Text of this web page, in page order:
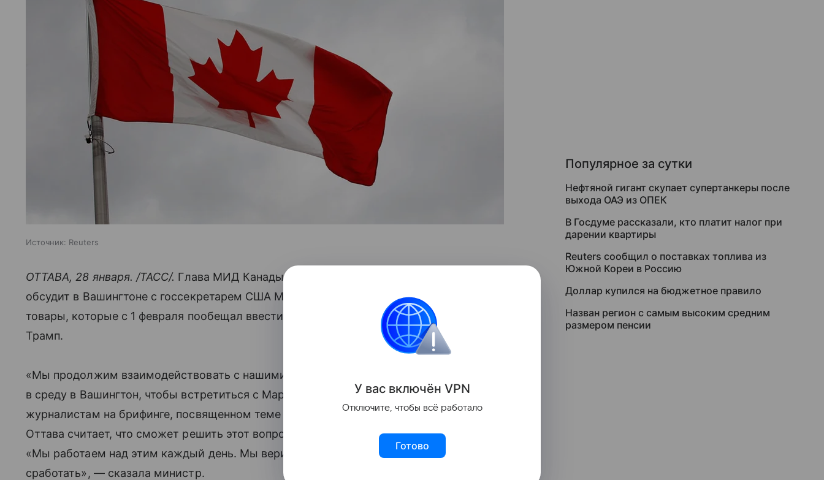
Источник: Reuters
ОТТАВА, 28 января. /ТАСС/. Глава МИД Канады Мелани Жоли сообщила, что 29 января
обсудит в Вашингтоне с госсекретарем США Марко Рубио тему тарифов на канадские
товары, которые с 1 февраля пообещал ввести американский президент Дональд
Трамп.
«Мы продолжим взаимодействовать с нашими американскими коллегами. Я поеду
в среду в Вашингтон, чтобы встретиться с Марко Рубио», — заявила 27 января Жоли
журналистам на брифинге, посвященном теме тарифов. По словам главы МИД,
Оттава считает, что сможет решить этот вопрос дипломатическим путем.
«Мы работаем над этим каждый день. Мы верим, что дипломатия может
сработать», — сказала министр.
Популярное за сутки
Нефтяной гигант скупает супертанкеры после
выхода ОАЭ из ОПЕК
В Госдуме рассказали, кто платит налог при
дарении квартиры
Reuters сообщил о поставках топлива из
Южной Кореи в Россию
Доллар купился на бюджетное правило
Назван регион с самым высоким средним
размером пенсии
У вас включён VPN
Отключите, чтобы всё работало
Готово